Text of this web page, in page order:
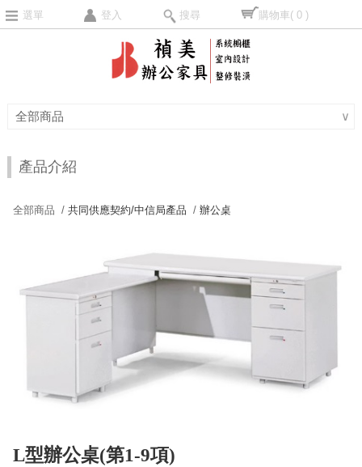
選單 登入 搜尋 購物車( 0 )
全部商品 ∨
產品介紹
全部商品 /共同供應契約/中信局產品 /辦公桌
L型辦公桌(第1-9項)